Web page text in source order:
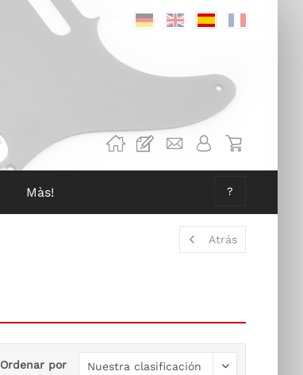
DeutschEnglischSpanisch
Màs! ?
Atrás
Ordenar por